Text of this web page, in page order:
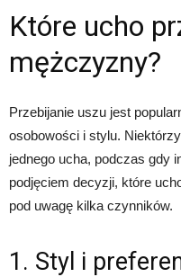
Które ucho
mężczyzny?
Przebijanie uszu jest
osobowości i stylu.
jednego ucha, podczas gdy
podjęciem decyzji, które
pod uwagę kilka czynników.
1. Styl i